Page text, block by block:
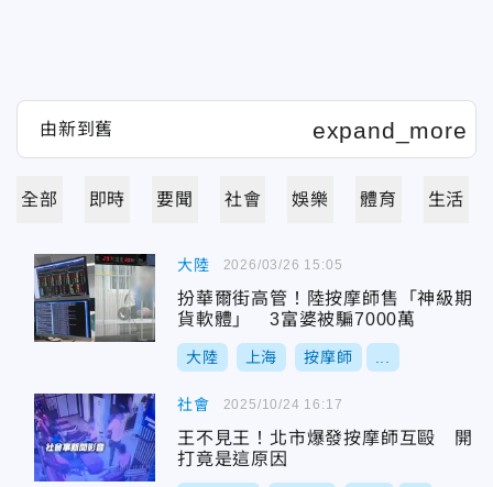
全部 即時 要聞 社會 娛樂 體育 生活
大陸
扮華爾街高管！陸按摩師售「神級期
貨軟體」 3富婆被騙7000萬
大陸 上海 按摩師
2026/03/26 15:05
社會
王不見王！北市爆發按摩師互毆 開
打竟是這原因
2025/10/24 16:17